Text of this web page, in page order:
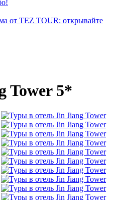
от TEZ TOUR: открывайте
Tower 5*